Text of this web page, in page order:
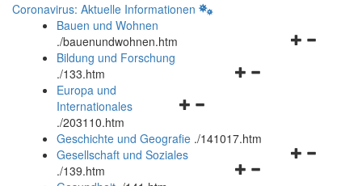
Coronavirus: Aktuelle Informationen
Bauen und Wohnen
./bauenundwohnen.htm
Navigationsmenü
Bildung und Forschung
./133.htm
Navigationsmenü
und
schließen
Europa und
Internationales
./203110.htm
Geschichte und Geografie ./141017.htm
Navigationsmenü
Gesellschaft und Soziales
./139.htm